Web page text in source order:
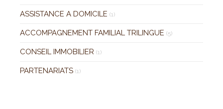
ASSISTANCE A DOMICILE (1)
ACCOMPAGNEMENT FAMILIAL TRILINGUE (5)
CONSEIL IMMOBILIER (1)
PARTENARIATS (1)